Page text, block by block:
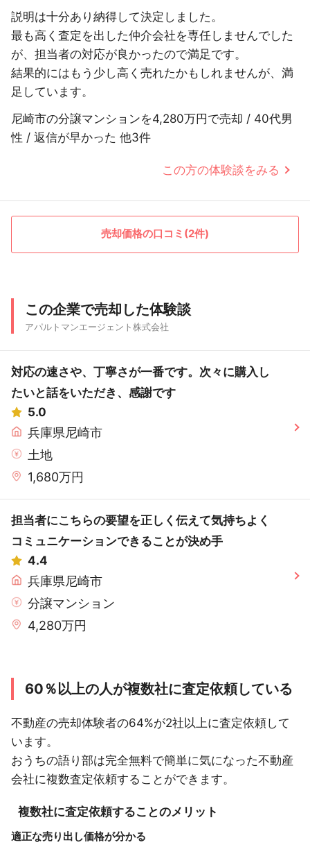
説明は十分あり納得して決定しました。
最も高く査定を出した仲介会社を専任しませんでした
が、担当者の対応が良かったので満足です。
結果的にはもう少し高く売れたかもしれませんが、満
足しています。
尼崎市の分譲マンションを4,280万円で売却 / 40代男
性 / 返信が早かった 他3件
この方の体験談をみる
売却価格の口コミ(2件)
この企業で売却した体験談
アパルトマンエージェント株式会社
対応の速さや、丁寧さが一番です。次々に購入し
たいと話をいただき、感謝です
5.0
兵庫県尼崎市
土地
1,680万円
担当者にこちらの要望を正しく伝えて気持ちよく
コミュニケーションできることが決め手
4.4
兵庫県尼崎市
分譲マンション
4,280万円
60％以上の人が複数社に査定依頼している
不動産の売却体験者の64%が2社以上に査定依頼して
います。
おうちの語り部は完全無料で簡単に気になった不動産
会社に複数査定依頼することができます。
複数社に査定依頼することのメリット
適正な売り出し価格が分かる